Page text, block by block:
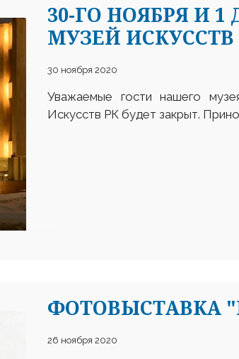
30-ГО НОЯБРЯ И
МУЗЕЙ
30 ноября 2020
Уважаемые гости нашего
Искусств РК будет закрыт.
ФОТОВЫСТАВКА
26 ноября 2020